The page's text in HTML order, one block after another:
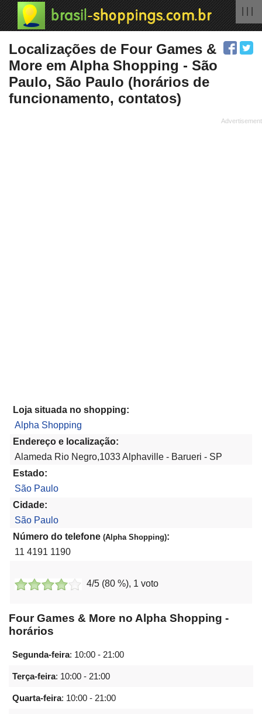
Localizações de Four Games &
More em Alpha Shopping - São
Paulo, São Paulo (horários de
funcionamento, contatos)
Loja situada no shopping:
Alpha Shopping
Endereço e localização:
Alameda Rio Negro,1033 Alphaville - Barueri - SP
Estado:
São Paulo
Cidade:
São Paulo
Número do telefone (Alpha Shopping):
11 4191 1190
4/5 (80 %), 1 voto
Four Games & More no Alpha Shopping -
horários
Segunda-feira: 10:00 - 21:00
Terça-feira: 10:00 - 21:00
Quarta-feira: 10:00 - 21:00